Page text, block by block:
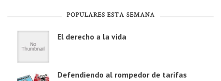
POPULARES ESTA SEMANA
El derecho a la vida
Defendiendo al rompedor de tarifas